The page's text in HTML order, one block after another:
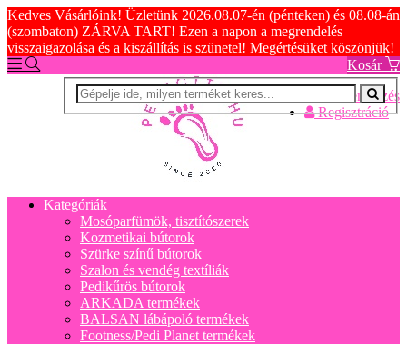
Kedves Vásárlóink! Üzletünk 2026.08.07-én (pénteken) és 08.08-án
(szombaton) ZÁRVA TART! Ezen a napon a megrendelés
visszaigazolása és a kiszállítás is szünetel! Megértésüket köszönjük!
Kosár
Bejelentkezés
Regisztráció
Kategóriák
Mosóparfümök, tisztítószerek
Kozmetikai bútorok
Szürke színű bútorok
Szalon és vendég textíliák
Pedikűrös bútorok
ARKADA termékek
BALSAN lábápoló termékek
Footness/Pedi Planet termékek